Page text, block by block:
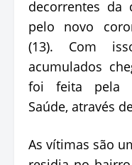
decorrentes da
pelo novo
(13). Com
acumulados
foi feita pela
Saúde, através
As vítimas são